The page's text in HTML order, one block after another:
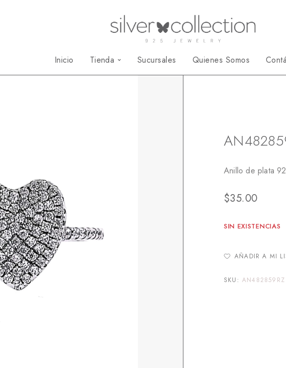
Inicio Tienda Sucursales Quienes Somos
Anillo de plata
$35.00
SIN EXISTENCIAS
AÑADIR A MI
SKU: AN482859RZ